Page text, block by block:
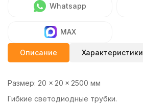
Whatsapp
MAX
Описание Характеристики
Размер: 20 × 20 × 2500 мм
Гибкие светодиодные трубки.